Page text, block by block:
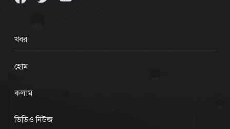
খবর
হোম
কলাম
ভিডিও নিউজ